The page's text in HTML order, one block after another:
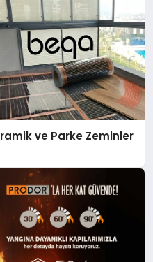
ve Parke Zeminler